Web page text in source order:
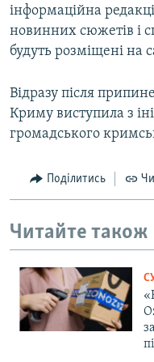
інформаційна
новинних сюжетів і
будуть розміщені на
Відразу після
Криму виступила з
громадського
Поділитись
Читайте також